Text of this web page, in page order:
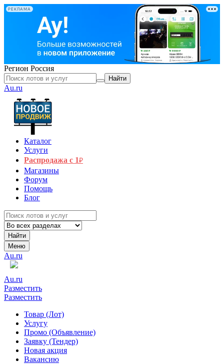
РЕКЛАМА
Регион Россия
Найти
Au.ru
Каталог
Услуги
Распродажа с 1₽
Магазины
Форум
Помощь
Блог
Найти
Меню
Au.ru
Au.ru
Разместить
Разместить
Товар (Лот)
Услугу
Промо (Объявление)
Заявку (Тендер)
Новая акция
Вакансию